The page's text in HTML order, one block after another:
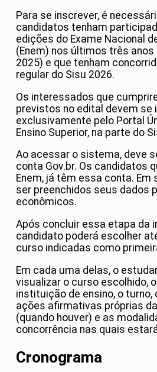
Para se inscrever, é
candidatos tenham
edições do Exame Nacional
(Enem) nos últimos três anos
2025) e que tenham
regular do Sisu 2026.
Os interessados que
previstos no edital devem se
exclusivamente pelo Portal
Ensino Superior, na parte do
Ao acessar o sistema, deve
conta Gov.br. Os candidatos
Enem, já têm essa conta. Em
ser preenchidos seus dados
econômicos.
Após concluir essa etapa da
candidato poderá escolher
curso indicadas como
Em cada uma delas, o
visualizar o curso escolhido,
instituição de ensino, o turno,
ações afirmativas próprias
(quando houver) e as
concorrência nas quais
Cronograma